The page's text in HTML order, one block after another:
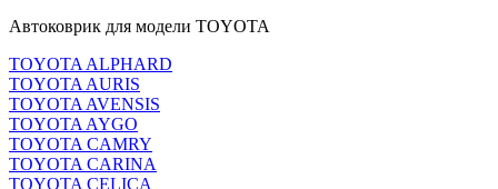
Автоковрик для модели TOYOTA
TOYOTA ALPHARD
TOYOTA AURIS
TOYOTA AVENSIS
TOYOTA AYGO
TOYOTA CAMRY
TOYOTA CARINA
TOYOTA CELICA